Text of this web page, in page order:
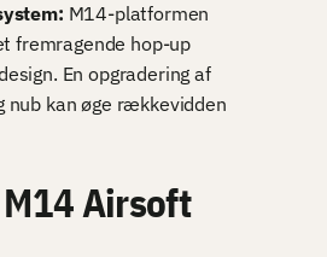
M14-platformen
fremragende hop-up
En opgradering af
nub kan øge rækkevidden
M14 Airsoft